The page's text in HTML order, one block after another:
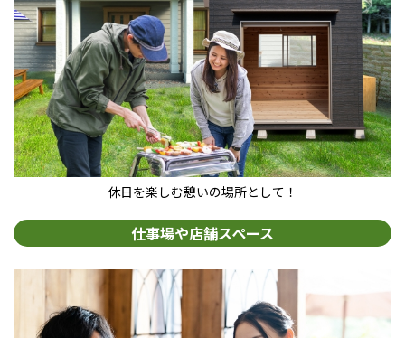
休日を楽しむ憩いの場所として！
仕事場や店舗スペース